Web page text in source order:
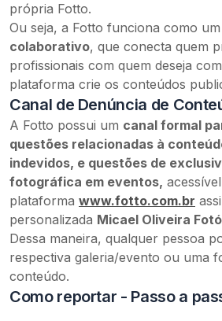
própria Fotto.
Ou seja, a Fotto funciona como um
colaborativo, que conecta quem
profissionais com quem deseja
plataforma crie os conteúdos
Canal de Denúncia de
A Fotto possui um canal formal
questões relacionadas à
indevidos, e questões de
fotográfica em eventos,
plataforma www.fotto.com.br
personalizada Micael Oliveira
Dessa maneira, qualquer pessoa
respectiva galeria/evento ou uma
conteúdo.
Como reportar - Passo a